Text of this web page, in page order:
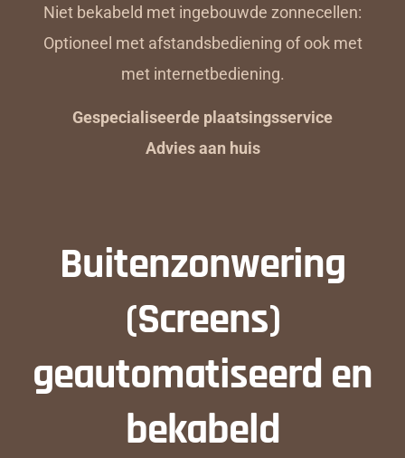
Niet bekabeld met ingebouwde zonnecellen:
Optioneel met afstandsbediening of ook met
met internetbediening.
Gespecialiseerde plaatsingsservice
Advies aan huis
Buitenzonwering
(Screens)
geautomatiseerd en
bekabeld